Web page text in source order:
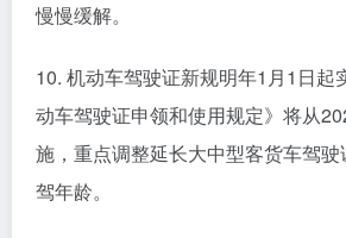
慢慢缓解。
10. 机动车驾驶证新规明年1月1日起
动车驾驶证申领和使用规定》将从
施，重点调整延长大中型客货车驾
驾年龄。